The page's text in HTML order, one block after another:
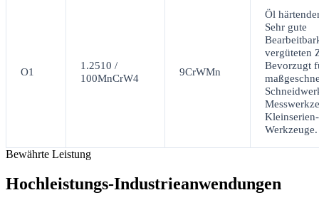
O1
1.2510 /
100MnCrW4
9CrWMn
Öl
Sehr gute
vergüteten
Bevorzugt
Kleinserien-
Werkzeuge.
Bewährte Leistung
Hochleistungs-Industrieanwendungen